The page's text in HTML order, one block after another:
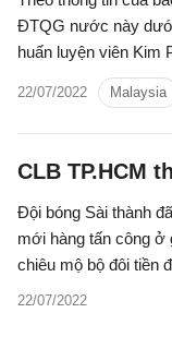
ĐTQG nước này
huấn luyện viên Kim
sẽ tham dự giải giao
vào tháng 9 tới đây.
22/07/2022 Malaysia
CLB TP.HCM
Đội bóng Sài thành
mới hàng tấn công ở
chiêu mộ bộ đôi tiền
Jamaica.
22/07/2022